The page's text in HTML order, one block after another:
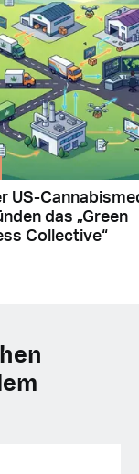
US-
das „Green
Collective“